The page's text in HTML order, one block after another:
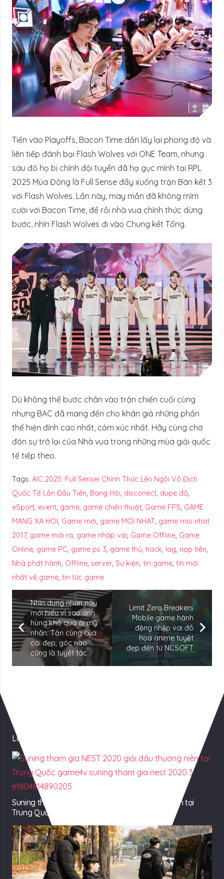
Tiến vào Playoffs, Bacon Time dần lấy lại phong độ và
liên tiếp đánh bại Flash Wolves với ONE Team, nhưng
sau đó họ bị chính đội tuyển đã hạ gục mình tại RPL
2025 Mùa Đông là Full Sense đẩy xuống trận Bán kết 3
với Flash Wolves. Lần này, may mắn đã không mỉm
cười với Bacon Time, để rồi nhà vua chính thức dừng
bước, nhìn Flash Wolves đi vào Chung kết Tổng.
Dù không thể bước chân vào trận chiến cuối cùng
nhưng BAC đã mang đến cho khán giả những phần
thể hiện đỉnh cao nhất, cảm xúc nhất. Hãy cùng chờ
đón sự trở lại của Nhà vua trong những mùa giải quốc
tế tiếp theo.
Tags: AIC 2025: Full Sensei Chính Thức Lên Ngôi Vô Địch
Quốc Tế Lần Đầu Tiên, Bang Hội, disconect, dupe đồ,
eSport, event, game, game chiến thuật, Game FPS, GAME
MANG XA HOI, Game mới, game MOI NHAT, game moi nhat
2017, game mới ra, game nhập vai, Game Offline, Game
Online, game PC, game ps 3, game thủ, hack, lag, nạp tiền,
Nhà phát hành, Offline, server, Sự kiện, tin game, tin mới
nhất về game, tin tức game
Nhìn dung nhan này
mới hiểu vì sao anh
hùng khó qua ải mỹ
nhân: Tận cùng của
cái đẹp, góc nào
cũng là tuyệt tác
Limit Zero Breakers
Mobile game hành
động nhập vai đồ
họa anime tuyệt
đẹp đến từ NCSOFT
Loạt kỷ lục “khủng” tại CKTG 2025 chờ đợi Faker
Suning tham gia NEST 2020 giải đấu thường niên tại
Trung Quốc